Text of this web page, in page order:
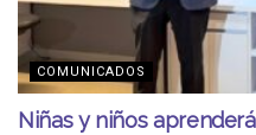
COMUNICADOS
Niñas y niños